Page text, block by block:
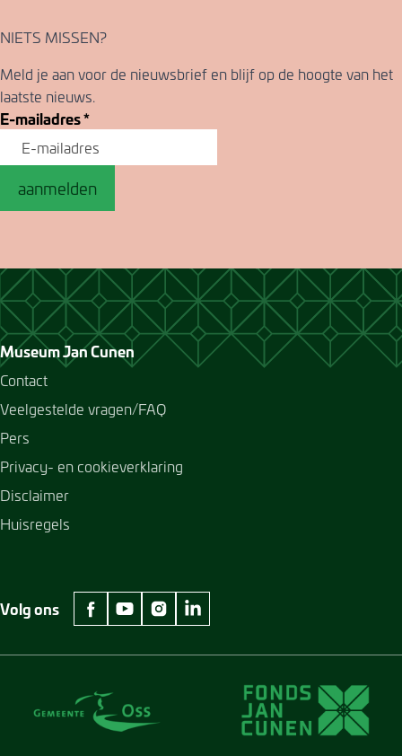
NIETS MISSEN?
Meld je aan voor de nieuwsbrief en blijf op de hoogte van het
laatste nieuws.
E-mailadres*
aanmelden
Museum Jan Cunen
Contact
Veelgestelde vragen/FAQ
Pers
Privacy- en cookieverklaring
Disclaimer
Huisregels
Volg ons
facebook Museum Jan Cunen
youtube Museum Jan Cunen
instagram Museum Jan Cunen
linkedin Museum Jan Cunen